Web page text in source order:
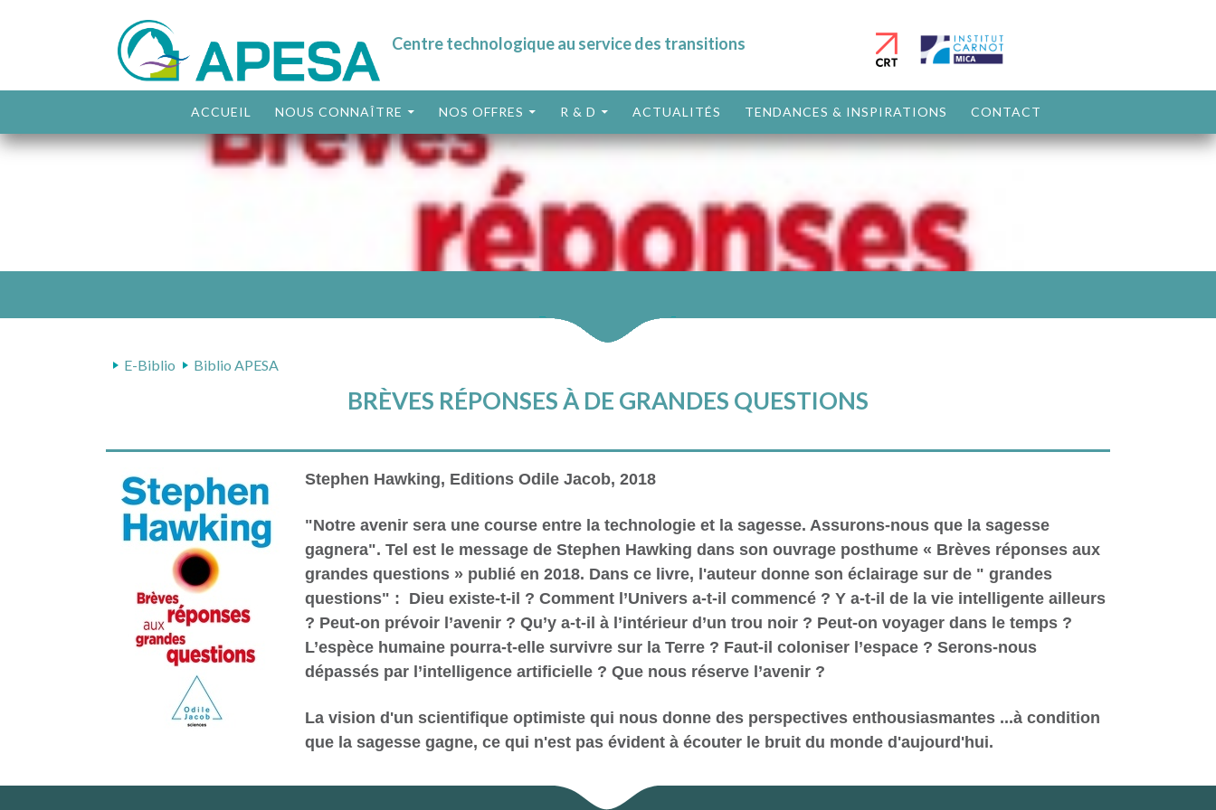
Centre technologique au service des transitions
ACCUEIL
NOUS CONNAÎTRE NOS OFFRES R & D ACTUALITÉS TENDANCES & INSPIRATIONS CONTACT
E-Biblio Biblio APESA
BRÈVES RÉPONSES À DE GRANDES QUESTIONS
Stephen Hawking, Editions Odile Jacob, 2018
"Notre avenir sera une course entre la technologie et la sagesse. Assurons-nous que la sagesse
gagnera". Tel est le message de Stephen Hawking dans son ouvrage posthume « Brèves réponses aux
grandes questions » publié en 2018. Dans ce livre, l'auteur donne son éclairage sur de " grandes
questions" : Dieu existe-t-il ? Comment l’Univers a-t-il commencé ? Y a-t-il de la vie intelligente ailleurs
? Peut-on prévoir l’avenir ? Qu’y a-t-il à l’intérieur d’un trou noir ? Peut-on voyager dans le temps ?
L’espèce humaine pourra-t-elle survivre sur la Terre ? Faut-il coloniser l’espace ? Serons-nous
dépassés par l’intelligence artificielle ? Que nous réserve l’avenir ?
La vision d'un scientifique optimiste qui nous donne des perspectives enthousiasmantes ...à condition
que la sagesse gagne, ce qui n'est pas évident à écouter le bruit du monde d'aujourd'hui.